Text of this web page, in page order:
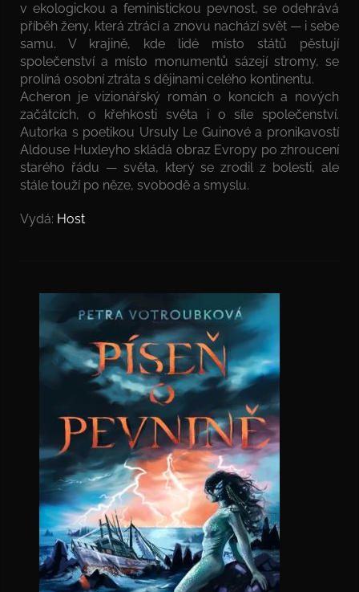
v ekologickou a feministickou pevnost, se odehrává
příběh ženy, která ztrácí a znovu nachází svět — i sebe
samu. V krajině, kde lidé místo států pěstují
společenství a místo monumentů sázejí stromy, se
prolíná osobní ztráta s dějinami celého kontinentu.
Acheron je vizionářský román o koncích a nových
začátcích, o křehkosti světa i o síle společenství.
Autorka s poetikou Ursuly Le Guinové a pronikavostí
Aldouse Huxleyho skládá obraz Evropy po zhroucení
starého řádu — světa, který se zrodil z bolesti, ale
stále touží po něze, svobodě a smyslu.
Vydá: Host